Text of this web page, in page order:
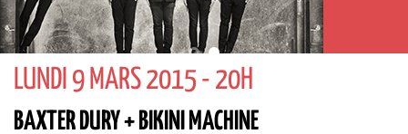
LUNDI 9 MARS 2015 - 20H
BAXTER DURY + BIKINI MACHINE